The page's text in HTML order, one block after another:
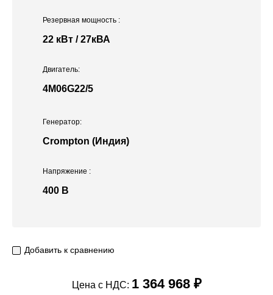
Двигатель:
4M06G22/5
Напряжение :
400 В
Резервная мощность :
22 кВт / 27кВА
Генератор:
Crompton (Индия)
Добавить к сравнению
Цена с НДС: 1 364 968 ₽